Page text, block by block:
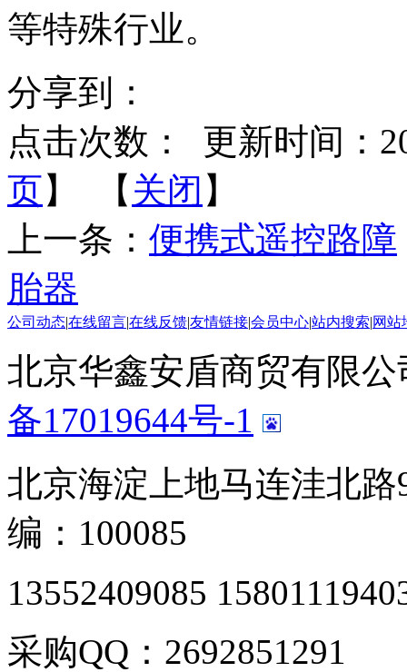
等特殊行业。
分享到：
点击次数：
更新时间：
页】 【 关闭 】
上一条： 便携式遥控路障
胎器
公司动态|在线留言|在线反馈|友情链接|会员中心|站内搜索|网站
北京华鑫安盾商贸有限
备17019644号-1
北京海淀上地马连洼北
编：100085
13552409085
采购QQ：2692851291